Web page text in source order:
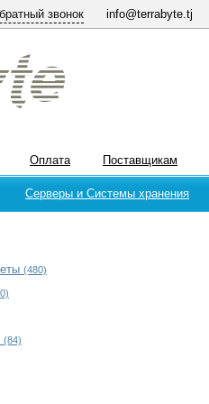
звонок info@terrabyte.tj
Оплата Поставщикам
Серверы и Системы хранения
(480)
(84)